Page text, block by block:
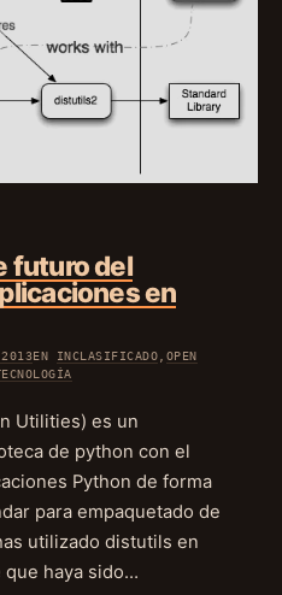
futuro del
en
2013EN INCLASIFICADO
OPEN
Utilities) es un
de python con el
Python de forma
para empaquetado de
utilizado distutils en
haya sido…